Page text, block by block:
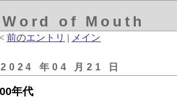
Word of Mouth
前のエントリ | メイン
2024 年04 月21 日
00年代